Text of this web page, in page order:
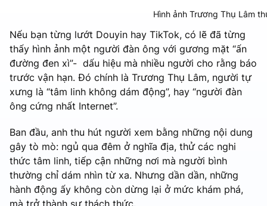
Hình ảnh Trương Thụ Lâm
Nếu bạn từng lướt Douyin hay TikTok, có lẽ đã từng
thấy hình ảnh một người đàn ông với gương mặt “ấn
đường đen xì”- dấu hiệu mà nhiều người cho rằng báo
trước vận hạn. Đó chính là Trương Thụ Lâm, người tự
xưng là “tâm linh không dám động”, hay “người đàn
ông cứng nhất Internet”.
Ban đầu, anh thu hút người xem bằng những nội dung
gây tò mò: ngủ qua đêm ở nghĩa địa, thử các nghi
thức tâm linh, tiếp cận những nơi mà người bình
thường chỉ dám nhìn từ xa. Nhưng dần dần, những
hành động ấy không còn dừng lại ở mức khám phá,